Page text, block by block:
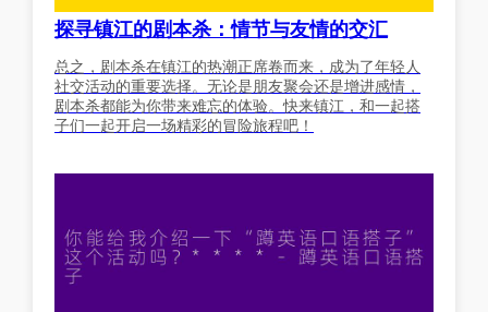
探寻镇江的剧本杀：情节与友情的交汇
总之，剧本杀在镇江的热潮正席卷而来，成为了年轻人
社交活动的重要选择。无论是朋友聚会还是增进感情，
剧本杀都能为你带来难忘的体验。快来镇江，和一起搭
子们一起开启一场精彩的冒险旅程吧！